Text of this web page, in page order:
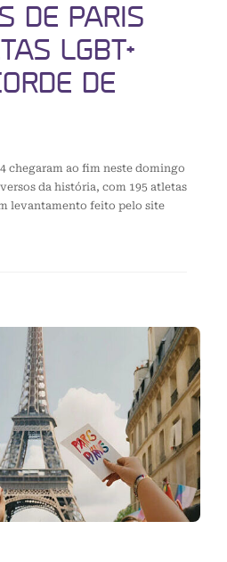
DE PARIS
LGBT+
DE
chegaram ao fim neste domingo
da história, com 195 atletas
levantamento feito pelo site